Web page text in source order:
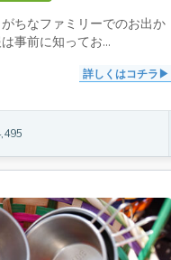
ちなファミリーでのお出か
事前に知ってお...
詳しくはコチラ